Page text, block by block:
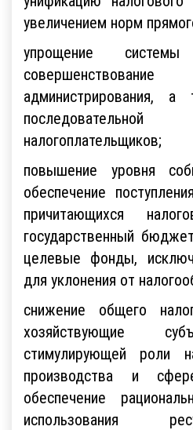
увеличением норм
упрощение системы
администрирования, а
налогоплательщиков;
повышение уровня
обеспечение
причитающихся
государственный
целевые фонды,
для уклонения от
снижение общего
хозяйствующие
стимулирующей роли
производства и
обеспечение
использования